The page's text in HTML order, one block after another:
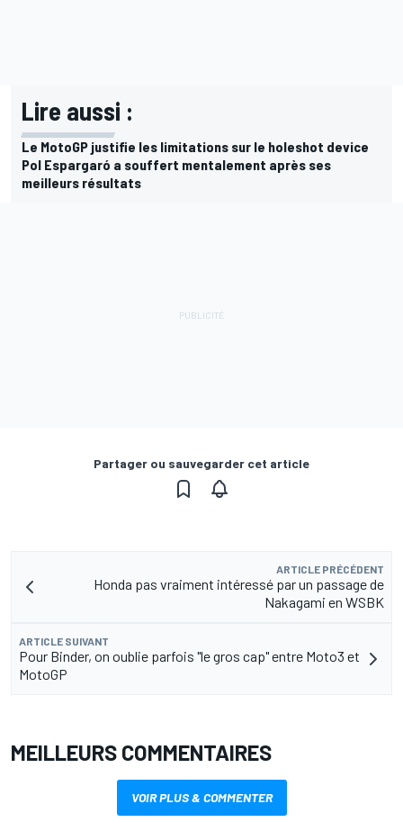
Lire aussi :
Le MotoGP justifie les limitations sur le holeshot device
Pol Espargaró a souffert mentalement après ses
meilleurs résultats
Partager ou sauvegarder cet article
ARTICLE PRÉCÉDENT
Honda pas vraiment intéressé par un passage de
Nakagami en WSBK
ARTICLE SUIVANT
Pour Binder, on oublie parfois "le gros cap" entre Moto3 et
MotoGP
MEILLEURS COMMENTAIRES
VOIR PLUS & COMMENTER